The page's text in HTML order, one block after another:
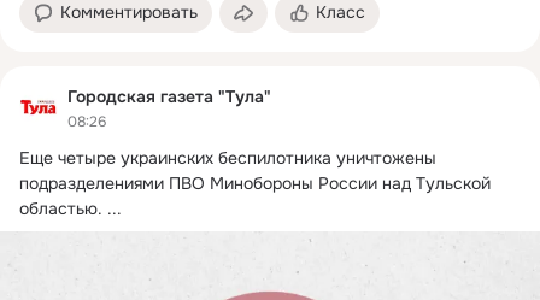
Комментировать Класс
Городская газета "Тула"
08:26
Еще четыре украинских беспилотника уничтожены
подразделениями ПВО Минобороны России над Тульской
областью. ...